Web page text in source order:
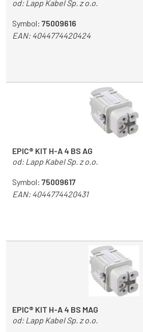
od: Lapp Kabel Sp. z o.o.
Symbol: 75009616
EAN:4044774420424
EPIC® KIT H-A 4 BS AG
od: Lapp Kabel Sp. z o.o.
Symbol: 75009617
EAN:4044774420431
EPIC® KIT H-A 4 BS MAG
od: Lapp Kabel Sp. z o.o.